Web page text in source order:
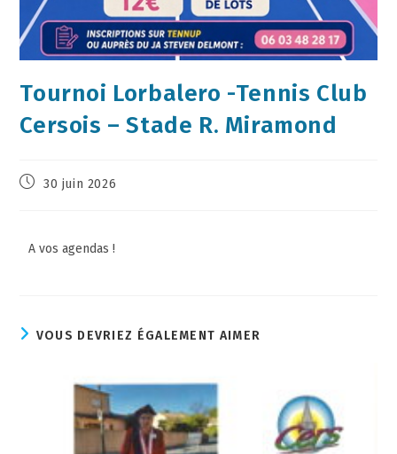
Tournoi Lorbalero -Tennis Club
Cersois – Stade R. Miramond
30 juin 2026
A vos agendas !
VOUS DEVRIEZ ÉGALEMENT AIMER